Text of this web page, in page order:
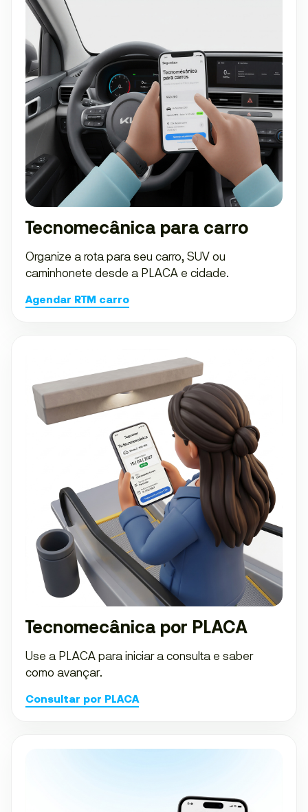
Tecnomecânica para carro
Organize a rota para seu carro, SUV ou
caminhonete desde a PLACA e cidade.
Agendar RTM carro
Tecnomecânica por PLACA
Use a PLACA para iniciar a consulta e saber
como avançar.
Consultar por PLACA